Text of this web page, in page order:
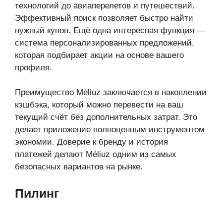
технологий до авиаперелетов и путешествий.
Эффективный поиск позволяет быстро найти
нужный купон. Ещё одна интересная функция —
система персонализированных предложений,
которая подбирает акции на основе вашего
профиля.
Преимущество Méliuz заключается в накоплении
кэшбэка, который можно перевести на ваш
текущий счёт без дополнительных затрат. Это
делает приложение полноценным инструментом
экономии. Доверие к бренду и история
платежей делают Méliuz одним из самых
безопасных вариантов на рынке.
Пилинг